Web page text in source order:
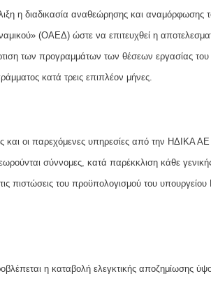
η διαδικασία αναθεώρησης και αναμόρφωσης
(ΟΑΕΔ) ώστε να επιτευχθεί η
των προγραμμάτων των θέσεων εργασίας του
κατά τρεις επιπλέον μήνες.
οι παρεχόμενες υπηρεσίες από την ΗΔΙΚΑ ΑΕ
σύννομες, κατά παρέκκλιση κάθε γενικής
πιστώσεις του προϋπολογισμού του υπουργείου
η καταβολή ελεγκτικής αποζημίωσης